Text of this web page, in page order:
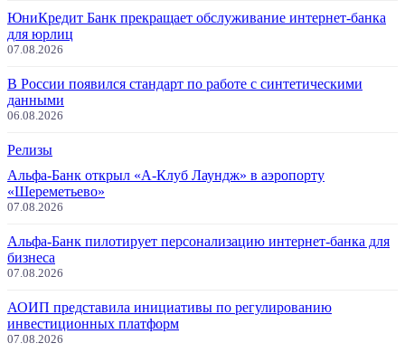
ЮниКредит Банк прекращает обслуживание интернет-банка
для юрлиц
07.08.2026
В России появился стандарт по работе с синтетическими
данными
06.08.2026
Релизы
Альфа-Банк открыл «А-Клуб Лаундж» в аэропорту
«Шереметьево»
07.08.2026
Альфа-Банк пилотирует персонализацию интернет-банка для
бизнеса
07.08.2026
АОИП представила инициативы по регулированию
инвестиционных платформ
07.08.2026